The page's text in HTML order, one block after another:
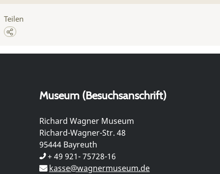
Teilen
Museum (Besuchsanschrift)
Richard Wagner Museum
Richard-Wagner-Str. 48
95444 Bayreuth
+ 49 921- 75728-16
kasse@wagnermuseum.de